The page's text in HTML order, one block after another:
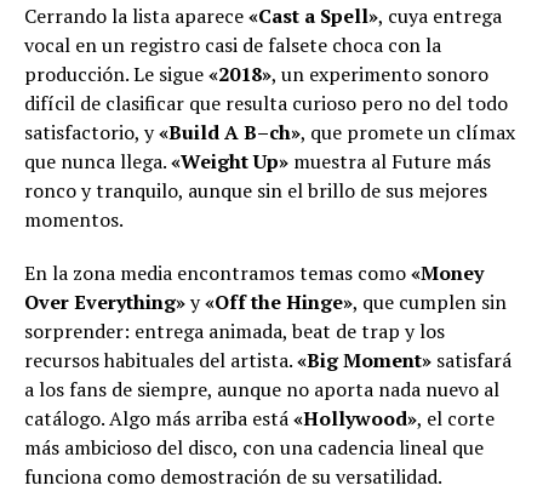
Cerrando la lista aparece«Cast a Spell», cuya entrega
vocal en un registro casi de falsete choca con la
producción. Le sigue«2018», un experimento sonoro
difícil de clasificar que resulta curioso pero no del todo
satisfactorio, y«Build A B–ch», que promete un clímax
que nunca llega.«Weight Up» muestra al Future más
ronco y tranquilo, aunque sin el brillo de sus mejores
momentos.
En la zona media encontramos temas como«Money
Over Everything»y«Off the Hinge», que cumplen sin
sorprender: entrega animada, beat de trap y los
recursos habituales del artista.«Big Moment» satisfará
a los fans de siempre, aunque no aporta nada nuevo al
catálogo. Algo más arriba está«Hollywood», el corte
más ambicioso del disco, con una cadencia lineal que
funciona como demostración de su versatilidad.